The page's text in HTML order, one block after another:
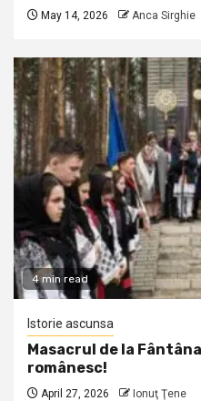
May 14, 2026 Anca Sirghie
4 min read
Istorie ascunsa
Masacrul de la
românesc!
April 27, 2026 Ionuţ Ţene